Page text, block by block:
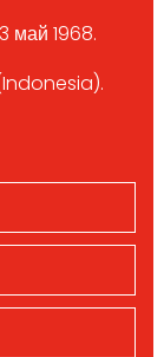
май 1968.